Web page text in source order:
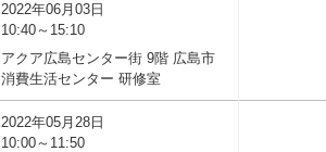
2022年06月03日
10:40～15:10
アクア広島センター街 9階 広島市
消費生活センター 研修室
2022年05月28日
10:00～11:50